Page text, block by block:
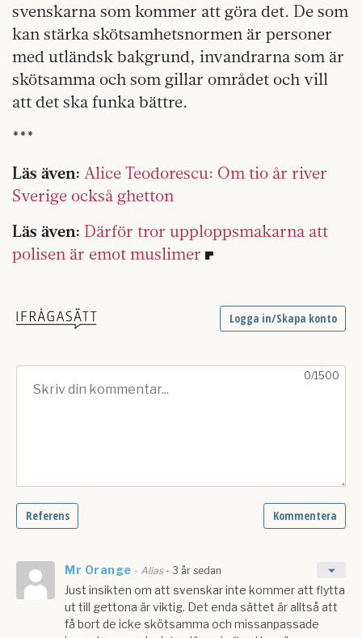
svenskarna som kommer att göra det. De som
kan stärka skötsamhetsnormen är personer
med utländsk bakgrund, invandrarna som är
skötsamma och som gillar området och vill
att det ska funka bättre.
***
Läs även: Alice Teodorescu: Om tio år river
Sverige också ghetton
Läs även: Därför tror upploppsmakarna att
polisen är emot muslimer